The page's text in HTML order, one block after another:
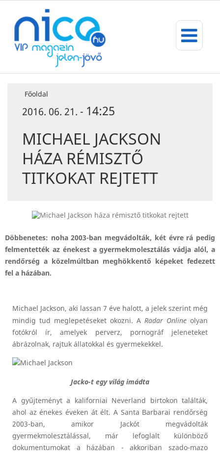
Főoldal
2016. 06. 21. - 14:25
MICHAEL JACKSON
HÁZA RÉMISZTŐ
TITKOKAT REJTETT
Döbbenetes: noha 2003-ban megvádolták, két évre rá pedig
felmentették az énekest a gyermekmolesztálás vádja alól, a
rendőrség a közelmúltban meghökkentő képeket fedezett
fel a házában.
Michael Jackson, aki lassan 7 éve halott, a jelek szerint még
mindig tud meglepetéseket okozni. A Radar Online olyan
fotókról ír, amelyek perverz, pornográf jeleneteket
ábrázolnak, rajtuk állatokkal és gyermekekkel.
Jacko-t egy világ imádta
A gyűjteményt a kaliforniai Neverland birtokon találták,
ahol az énekes éveken át élt. A Santa Barbarai rendőrség
2003-ban, amikor Jackót megvádolták
gyermekmolesztálással, már lefoglalt különböző
dokumentumokat a házában - akkoriban szado-mazo